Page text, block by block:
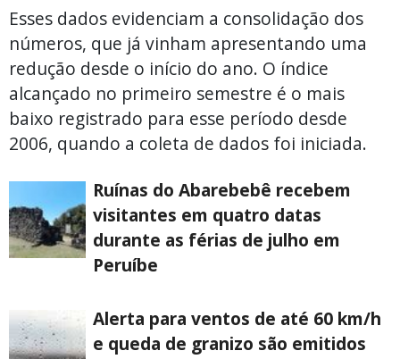
Esses dados evidenciam a consolidação dos
números, que já vinham apresentando uma
redução desde o início do ano. O índice
alcançado no primeiro semestre é o mais
baixo registrado para esse período desde
2006, quando a coleta de dados foi iniciada.
Ruínas do Abarebebê recebem
visitantes em quatro datas
durante as férias de julho em
Peruíbe
Alerta para ventos de até 60 km/h
e queda de granizo são emitidos